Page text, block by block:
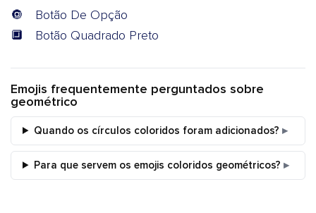
🔘
Botão De Opção
🔲
Botão Quadrado Preto
Emojis frequentemente perguntados sobre
geométrico
Quando os círculos coloridos foram adicionados?
Para que servem os emojis coloridos geométricos?